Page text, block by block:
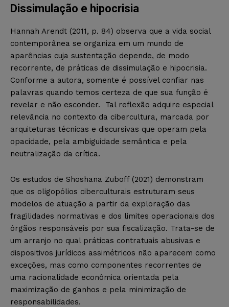
Dissimulação e hipocrisia
Hannah Arendt (2011, p. 84) observa que a vida social
contemporânea se organiza em um mundo de
aparências cuja sustentação depende, de modo
recorrente, de práticas de dissimulação e hipocrisia.
Conforme a autora, somente é possível confiar nas
palavras quando temos certeza de que sua função é
revelar e não esconder. Tal reflexão adquire especial
relevância no contexto da cibercultura, marcada por
arquiteturas técnicas e discursivas que operam pela
opacidade, pela ambiguidade semântica e pela
neutralização da crítica.
Os estudos de Shoshana Zuboff (2021) demonstram
que os oligopólios ciberculturais estruturam seus
modelos de atuação a partir da exploração das
fragilidades normativas e dos limites operacionais dos
órgãos responsáveis por sua fiscalização. Trata-se de
um arranjo no qual práticas contratuais abusivas e
dispositivos jurídicos assimétricos não aparecem como
exceções, mas como componentes recorrentes de
uma racionalidade econômica orientada pela
maximização de ganhos e pela minimização de
responsabilidades.